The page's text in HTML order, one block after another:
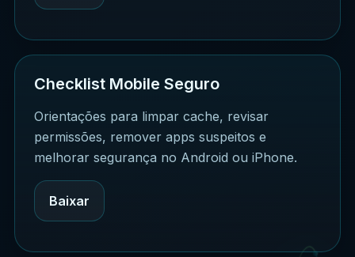
Checklist Mobile Seguro
Orientações para limpar cache, revisar
permissões, remover apps suspeitos e
melhorar segurança no Android ou iPhone.
Baixar